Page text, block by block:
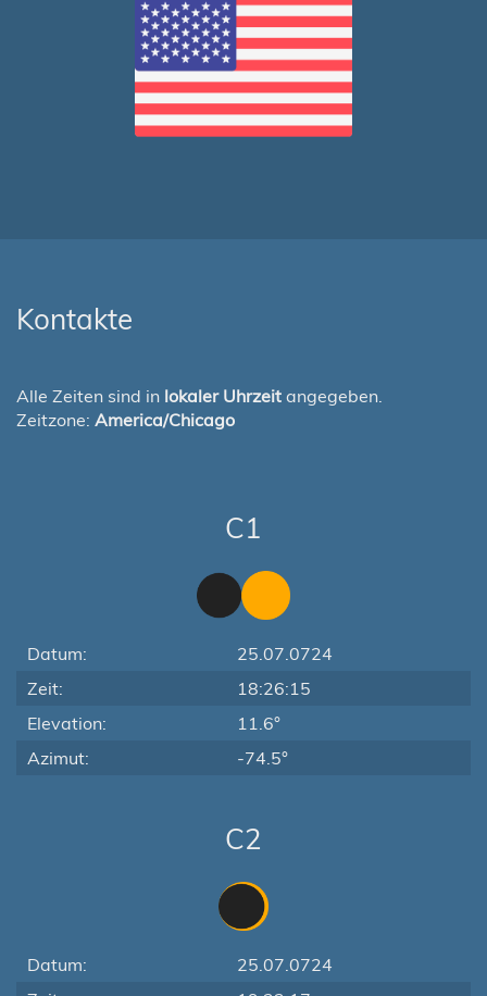
Kontakte
Alle Zeiten sind in lokaler Uhrzeit angegeben.
Zeitzone: America/Chicago
C1
Datum:
25.07.0724
Zeit:
18:26:15
Elevation:
11.6°
Azimut:
-74.5°
C2
Datum:
25.07.0724